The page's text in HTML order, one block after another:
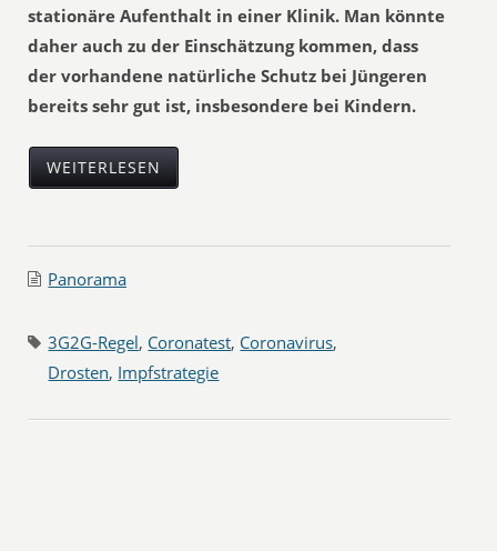
stationäre Aufenthalt in einer Klinik. Man könnte
daher auch zu der Einschätzung kommen, dass
der vorhandene natürliche Schutz bei Jüngeren
bereits sehr gut ist, insbesondere bei Kindern.
WEITERLESEN
Panorama
3G2G-Regel, Coronatest, Coronavirus,
Drosten, Impfstrategie